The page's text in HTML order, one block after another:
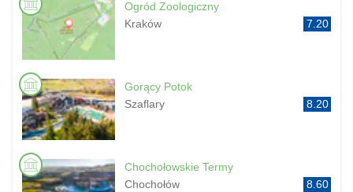
Ogród Zoologiczny
Kraków
7.20
Gorący Potok
Szaflary
8.20
Chochołowskie Termy
Chochołów
8.60